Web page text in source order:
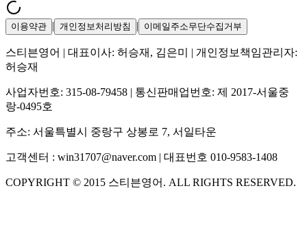
이용약관 | 개인정보처리방침 | 이메일주소무단수집거부
스티븐영어 | 대표이사: 허승재, 김은미
| 개인정보책임관리자:
허승재
사업자번호: 315-08-79458 | 통신판매업번호: 제 2017-서울중
랑-0495호
주소: 서울특별시 중랑구 상봉로 7, 서일타운
고객센터 : win31707@naver.com | 대표번호 010-9583-1408
COPYRIGHT © 2015 스티븐영어 . ALL RIGHTS RESERVED.